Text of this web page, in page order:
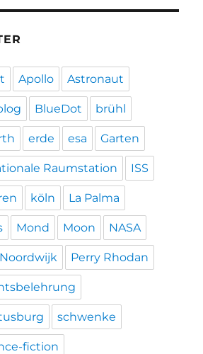
Apollo Astronaut
BlueDot brühl
erde esa Garten
Raumstation ISS
köln La Palma
Mond Moon NASA
Noordwijk Perry Rhodan
schwenke
fiction